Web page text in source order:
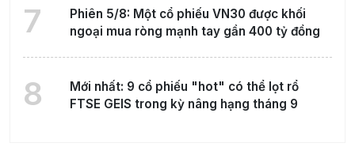
7
Phiên 5/8: Một cổ phiếu VN30 được khối
ngoại mua ròng mạnh tay gần 400 tỷ đồng
8
Mới nhất: 9 cổ phiếu "hot" có thể lọt rổ
FTSE GEIS trong kỳ nâng hạng tháng 9